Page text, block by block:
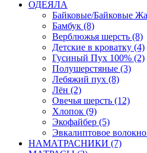
ОДЕЯЛА
Байковые/Байковые
Бамбук (8)
Верблюжья шерсть (8)
Детские в кроватку (4)
Гусиный Пух 100% (2)
Полушерстяные (3)
Лебяжий пух (8)
Лён (2)
Овечья шерсть (12)
Хлопок (9)
Экофайбер (5)
Эвкалиптовое
НАМАТРАСНИКИ (7)